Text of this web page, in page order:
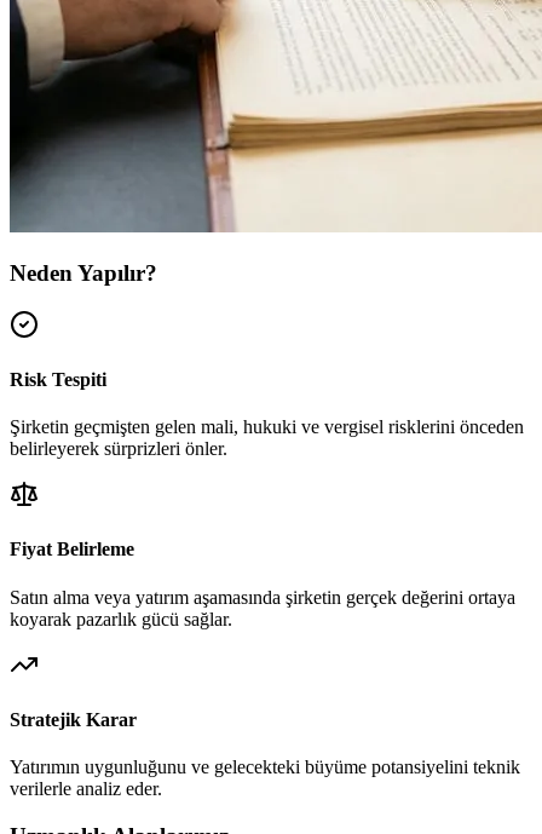
Neden Yapılır?
Risk Tespiti
Şirketin geçmişten gelen mali, hukuki ve vergisel risklerini önceden
belirleyerek sürprizleri önler.
Fiyat Belirleme
Satın alma veya yatırım aşamasında şirketin gerçek değerini ortaya
koyarak pazarlık gücü sağlar.
Stratejik Karar
Yatırımın uygunluğunu ve gelecekteki büyüme potansiyelini teknik
verilerle analiz eder.